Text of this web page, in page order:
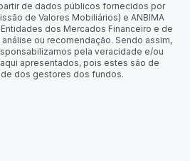
de dados públicos fornecidos por
de Valores Mobiliários) e ANBIMA
dos Mercados Financeiro e de
ou recomendação. Sendo assim,
pela veracidade e/ou
apresentados, pois estes são de
dos gestores dos fundos.